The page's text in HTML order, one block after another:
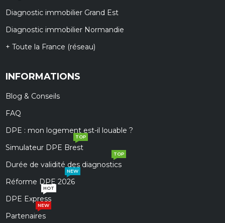
Diagnostic immobilier Grand Est
Diagnostic immobilier Normandie
+ Toute la France (réseau)
INFORMATIONS
Blog & Conseils
FAQ
DPE : mon logement est-il louable ?
Simulateur DPE Brest
TOP
Durée de validité des diagnostics
TOP
Réforme DPE 2026
NEW
DPE Express
HOT
Partenaires
NEW